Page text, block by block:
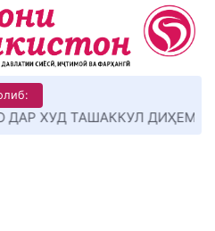
ХУД ТАШАККУЛ ДИҲЕМ